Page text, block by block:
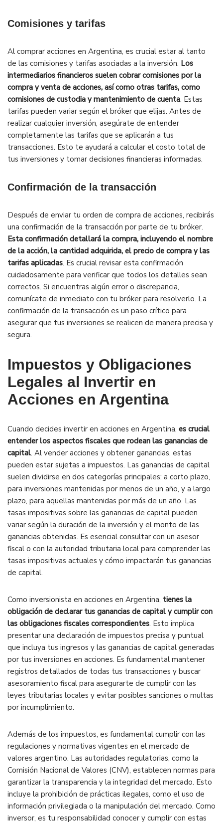
Comisiones y tarifas
Al comprar acciones en Argentina, es crucial estar al tanto
de las comisiones y tarifas asociadas a la inversión. Los
intermediarios financieros suelen cobrar comisiones por la
compra y venta de acciones, así como otras tarifas, como
comisiones de custodia y mantenimiento de cuenta. Estas
tarifas pueden variar según el bróker que elijas. Antes de
realizar cualquier inversión, asegúrate de entender
completamente las tarifas que se aplicarán a tus
transacciones. Esto te ayudará a calcular el costo total de
tus inversiones y tomar decisiones financieras informadas.
Confirmación de la transacción
Después de enviar tu orden de compra de acciones, recibirás
una confirmación de la transacción por parte de tu bróker.
Esta confirmación detallará la compra, incluyendo el nombre
de la acción, la cantidad adquirida, el precio de compra y las
tarifas aplicadas. Es crucial revisar esta confirmación
cuidadosamente para verificar que todos los detalles sean
correctos. Si encuentras algún error o discrepancia,
comunícate de inmediato con tu bróker para resolverlo. La
confirmación de la transacción es un paso crítico para
asegurar que tus inversiones se realicen de manera precisa y
segura.
Impuestos y Obligaciones
Legales al Invertir en
Acciones en Argentina
Cuando decides invertir en acciones en Argentina, es crucial
entender los aspectos fiscales que rodean las ganancias de
capital. Al vender acciones y obtener ganancias, estas
pueden estar sujetas a impuestos. Las ganancias de capital
suelen dividirse en dos categorías principales: a corto plazo,
para inversiones mantenidas por menos de un año, y a largo
plazo, para aquellas mantenidas por más de un año. Las
tasas impositivas sobre las ganancias de capital pueden
variar según la duración de la inversión y el monto de las
ganancias obtenidas. Es esencial consultar con un asesor
fiscal o con la autoridad tributaria local para comprender las
tasas impositivas actuales y cómo impactarán tus ganancias
de capital.
Como inversionista en acciones en Argentina, tienes la
obligación de declarar tus ganancias de capital y cumplir con
las obligaciones fiscales correspondientes. Esto implica
presentar una declaración de impuestos precisa y puntual
que incluya tus ingresos y las ganancias de capital generadas
por tus inversiones en acciones. Es fundamental mantener
registros detallados de todas tus transacciones y buscar
asesoramiento fiscal para asegurarte de cumplir con las
leyes tributarias locales y evitar posibles sanciones o multas
por incumplimiento.
Además de los impuestos, es fundamental cumplir con las
regulaciones y normativas vigentes en el mercado de
valores argentino. Las autoridades regulatorias, como la
Comisión Nacional de Valores (CNV), establecen normas para
garantizar la transparencia y la integridad del mercado. Esto
incluye la prohibición de prácticas ilegales, como el uso de
información privilegiada o la manipulación del mercado. Como
inversor, es tu responsabilidad conocer y cumplir con estas